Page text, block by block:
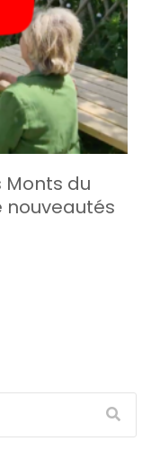
Monts du
nouveautés